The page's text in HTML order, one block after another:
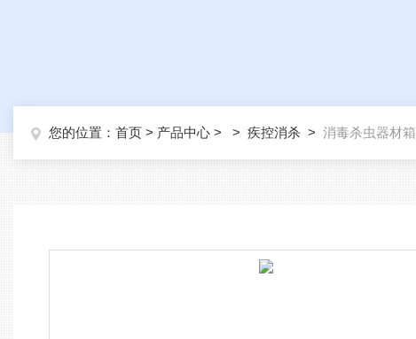
您的位置： 首页 > 产品中心 > > 疾控消杀 > 消毒杀虫器材箱